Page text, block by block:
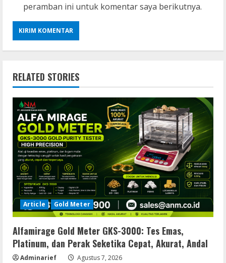
peramban ini untuk komentar saya berikutnya.
RELATED STORIES
Article Gold Meter
Alfamirage Gold Meter GKS-3000: Tes Emas,
Platinum, dan Perak Seketika Cepat, Akurat, Andal
Adminarief Agustus 7, 2026